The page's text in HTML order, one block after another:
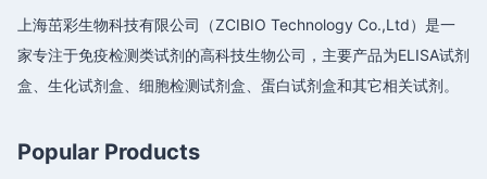
上海茁彩生物科技有限公司（ZCIBIO Technology Co.,Ltd）是一
家专注于免疫检测类试剂的高科技生物公司，主要产品为ELISA试剂
盒、生化试剂盒、细胞检测试剂盒、蛋白试剂盒和其它相关试剂。
Popular Products